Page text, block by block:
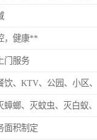
，健康**
门服务
饮、KTV、公园、小区
蟑螂、灭蚊虫、灭白蚁
面积制定